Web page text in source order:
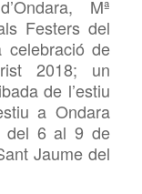
Mª
Festers del
celebració de
2018; un
de l’estiu
a Ondara
del 6 al 9 de
Jaume del